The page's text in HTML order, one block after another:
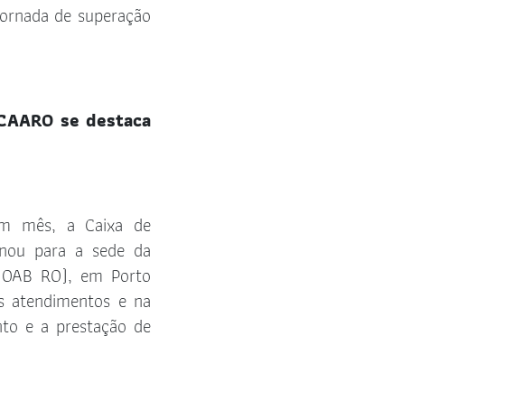
de superação
se destaca
mês, a Caixa de
para a sede da
RO), em Porto
atendimentos e na
e a prestação de